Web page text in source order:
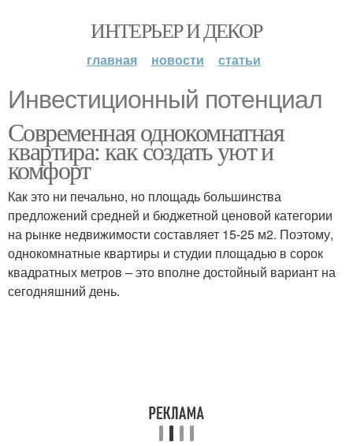
ИНТЕРЬЕР И ДЕКОР
главная новости статьи
Инвестиционный потенциал
Современная однокомнатная
квартира: как создать уют и
комфорт
Как это ни печально, но площадь большинства
предложений средней и бюджетной ценовой категории
на рынке недвижимости составляет 15-25 м2. Поэтому,
однокомнатные квартиры и студии площадью в сорок
квадратных метров – это вполне достойный вариант на
сегодняшний день.